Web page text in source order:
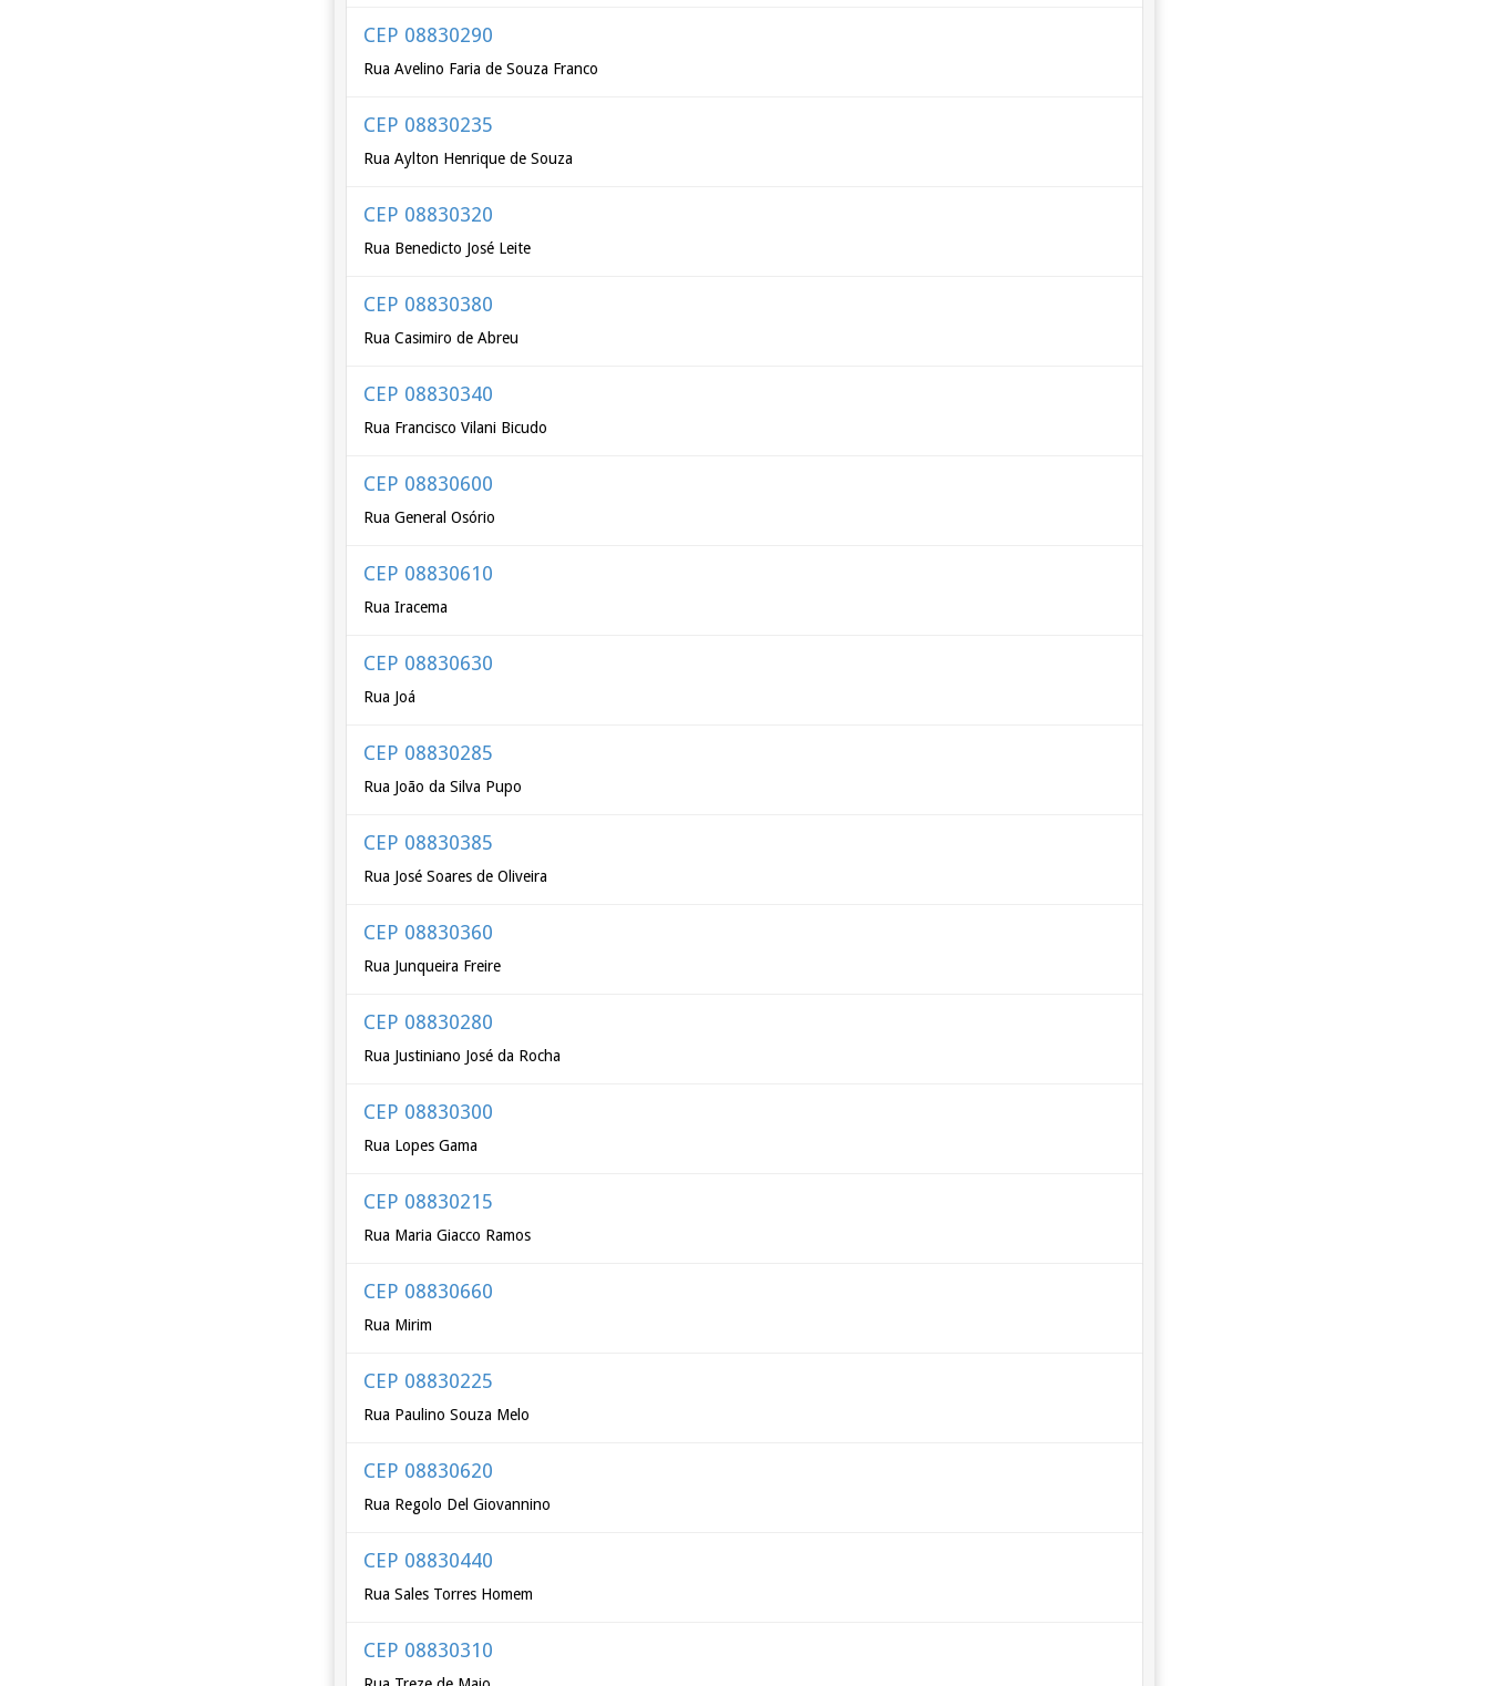
CEP 08830290
Rua Avelino Faria de Souza Franco
CEP 08830235
Rua Aylton Henrique de Souza
CEP 08830320
Rua Benedicto José Leite
CEP 08830380
Rua Casimiro de Abreu
CEP 08830340
Rua Francisco Vilani Bicudo
CEP 08830600
Rua General Osório
CEP 08830610
Rua Iracema
CEP 08830630
Rua Joá
CEP 08830285
Rua João da Silva Pupo
CEP 08830385
Rua José Soares de Oliveira
CEP 08830360
Rua Junqueira Freire
CEP 08830280
Rua Justiniano José da Rocha
CEP 08830300
Rua Lopes Gama
CEP 08830215
Rua Maria Giacco Ramos
CEP 08830660
Rua Mirim
CEP 08830225
Rua Paulino Souza Melo
CEP 08830620
Rua Regolo Del Giovannino
CEP 08830440
Rua Sales Torres Homem
CEP 08830310